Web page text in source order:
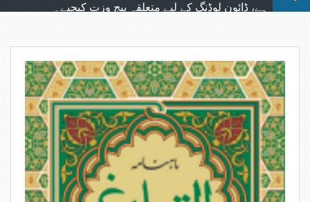
ہے، ڈائون لوڈنگ کے لیے متعلقہ پیج وزت کیجیے۔
کیجیے۔ idaraghufran@gmail.com
الحمد للہ ماہنامہ التبلیغ کے تمام شماروں
کی اپلوڈنگ مکمل ہوچکی ہے، جو بآسانی ویب
سائٹ سے ڈائون لوڈ کیے جاسکتے ہیں۔
علمی و تحقیقی رسائل جلد نمبر 27 شائع اور اپلوڈ ہوچکی
ہے، ڈائون لوڈنگ کے لیے متعلقہ پیج وزت کیجیے۔